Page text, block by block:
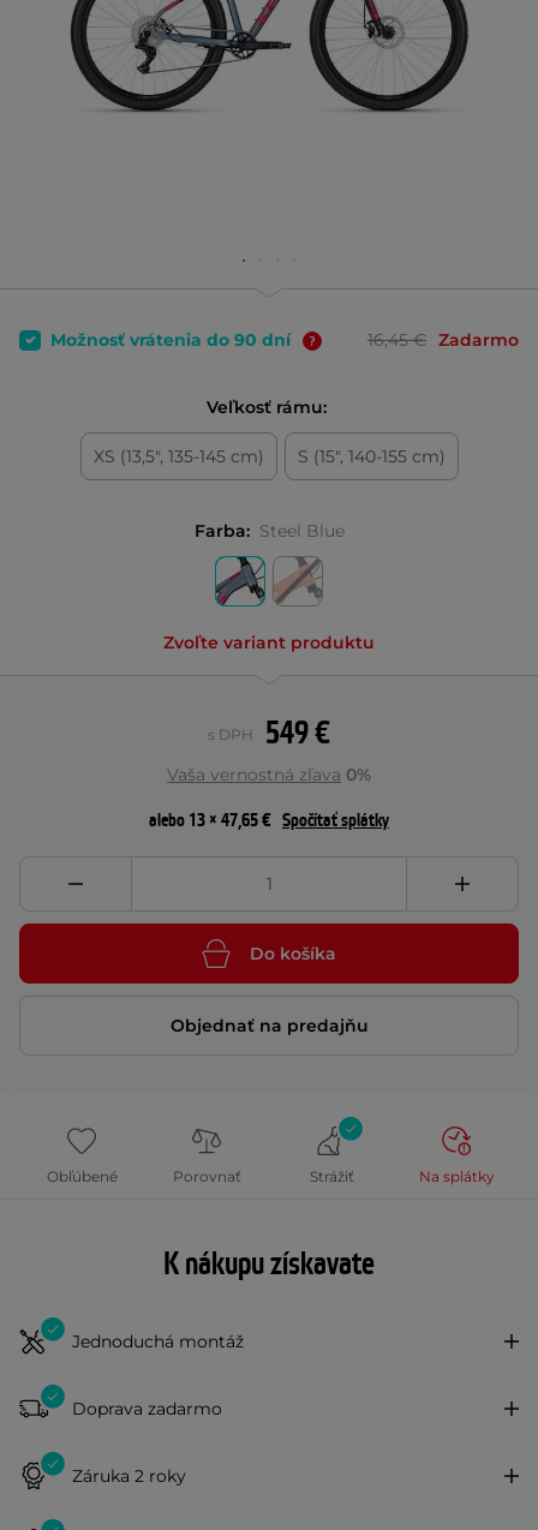
Možnosť vrátenia do 90 dní 16,45 € Zadarmo
Veľkosť rámu:
XS (13,5", 135-145 cm) S (15", 140-155 cm)
Farba: Steel Blue
Zvoľte variant produktu
549 €
s DPH
Vaša vernostná zľava 0%
alebo 13 × 47,65 € Spočítať splátky
Do košíka
Objednať na predajňu
Obľúbené Porovnať Strážiť Na splátky
K nákupu získavate
Jednoduchá montáž
Doprava zadarmo
Záruka 2 roky